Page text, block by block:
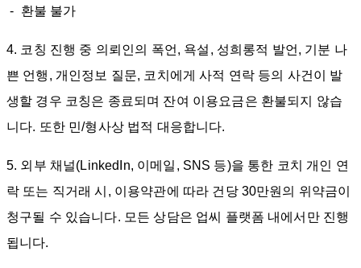
- 환불 불가
4. 코칭 진행 중 의뢰인의 폭언, 욕설, 성희롱적 발언, 기분 나
쁜 언행, 개인정보 질문, 코치에게 사적 연락 등의 사건이 발
생할 경우 코칭은 종료되며 잔여 이용요금은 환불되지 않습
니다. 또한 민/형사상 법적 대응합니다.
5. 외부 채널(LinkedIn, 이메일, SNS 등)을 통한 코치 개인 연
락 또는 직거래 시, 이용약관에 따라 건당 30만원의 위약금이
청구될 수 있습니다. 모든 상담은 업씨 플랫폼 내에서만 진행
됩니다.